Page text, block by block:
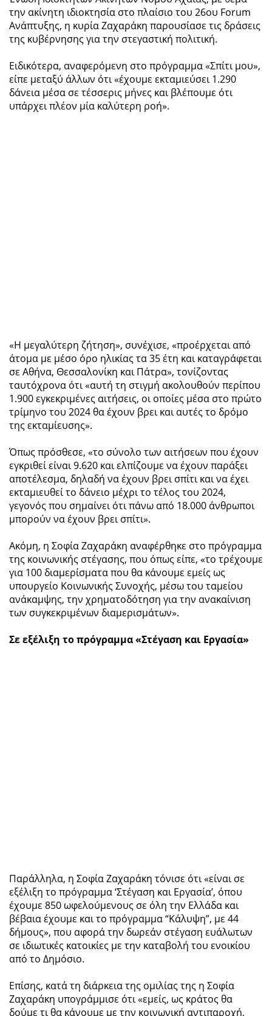
την ακίνητη ιδιοκτησία στο πλαίσιο του 26ου Forum
Ανάπτυξης, η κυρία Ζαχαράκη παρουσίασε τις δράσεις
της κυβέρνησης για την στεγαστική πολιτική.
Ειδικότερα, αναφερόμενη στο πρόγραμμα «Σπίτι μου»,
είπε μεταξύ άλλων ότι «έχουμε εκταμιεύσει 1.290
δάνεια μέσα σε τέσσερις μήνες και βλέπουμε ότι
υπάρχει πλέον μία καλύτερη ροή».
«Η μεγαλύτερη ζήτηση», συνέχισε, «προέρχεται από
άτομα με μέσο όρο ηλικίας τα 35 έτη και καταγράφεται
σε Αθήνα, Θεσσαλονίκη και Πάτρα», τονίζοντας
ταυτόχρονα ότι «αυτή τη στιγμή ακολουθούν περίπου
1.900 εγκεκριμένες αιτήσεις, οι οποίες μέσα στο πρώτο
τρίμηνο του 2024 θα έχουν βρει και αυτές το δρόμο
της εκταμίευσης».
Όπως πρόσθεσε, «το σύνολο των αιτήσεων που έχουν
εγκριθεί είναι 9.620 και ελπίζουμε να έχουν παράξει
αποτέλεσμα, δηλαδή να έχουν βρει σπίτι και να έχει
εκταμιευθεί το δάνειο μέχρι το τέλος του 2024,
γεγονός που σημαίνει ότι πάνω από 18.000 άνθρωποι
μπορούν να έχουν βρει σπίτι».
Ακόμη, η Σοφία Ζαχαράκη αναφέρθηκε στο πρόγραμμα
της κοινωνικής στέγασης, που όπως είπε, «το τρέχουμε
για 100 διαμερίσματα που θα κάνουμε εμείς ως
υπουργείο Κοινωνικής Συνοχής, μέσω του ταμείου
ανάκαμψης, την χρηματοδότηση για την ανακαίνιση
των συγκεκριμένων διαμερισμάτων».
Σε εξέλιξη το πρόγραμμα «Στέγαση και Εργασία»
Παράλληλα, η Σοφία Ζαχαράκη τόνισε ότι «είναι σε
εξέλιξη το πρόγραμμα ‘Στέγαση και Εργασία’, όπου
έχουμε 850 ωφελούμενους σε όλη την Ελλάδα και
βέβαια έχουμε και το πρόγραμμα “Κάλυψη”, με 44
δήμους», που αφορά την δωρεάν στέγαση ευάλωτων
σε ιδιωτικές κατοικίες με την καταβολή του ενοικίου
από το Δημόσιο.
Επίσης, κατά τη διάρκεια της ομιλίας της η Σοφία
Ζαχαράκη υπογράμμισε ότι «εμείς, ως κράτος θα
δούμε τι θα κάνουμε με την κοινωνική αντιπαροχή,